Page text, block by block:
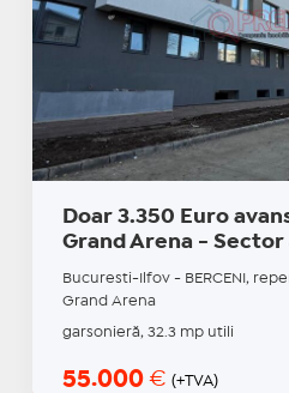
Doar 3.350 Euro
Grand Arena - Sector
Bucuresti-Ilfov - BERCENI,
Grand Arena
garsonieră, 32.3 mp utili
55.000 € (+TVA)